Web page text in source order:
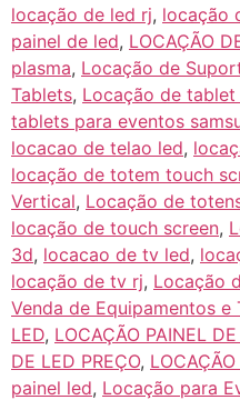
locação de led rj, locação
painel de led, LOCAÇÃO
plasma, Locação de
Tablets, Locação de tablet
tablets para eventos
locacao de telao led,
locação de totem touch
Vertical, Locação de
locação de touch screen,
3d, locacao de tv led,
locação de tv rj, Locação
Venda de Equipamentos e
LED, LOCAÇÃO PAINEL
DE LED PREÇO,
painel led, Locação para